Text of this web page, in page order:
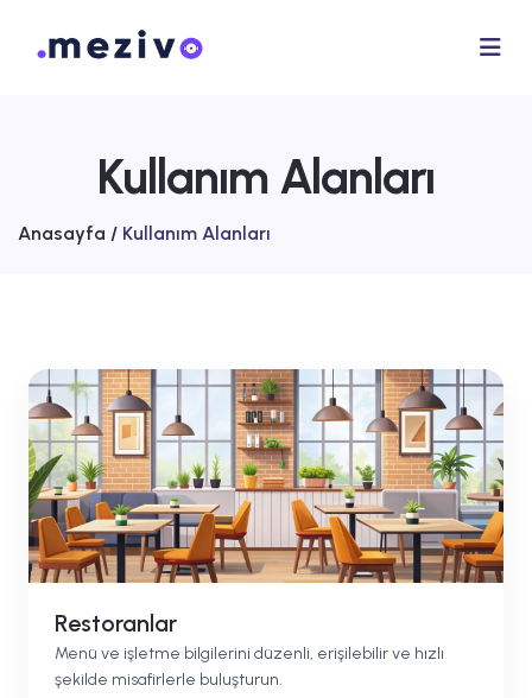
Kullanım Alanları
Anasayfa / Kullanım Alanları
Restoranlar
Menü ve işletme bilgilerini düzenli, erişilebilir ve hızlı
şekilde misafirlerle buluşturun.